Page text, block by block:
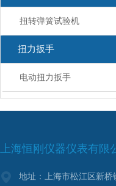
扭转弹簧试验机
扭力扳手
电动扭力扳手
上海恒刚仪器仪表有限
地址：上海市松江区新桥